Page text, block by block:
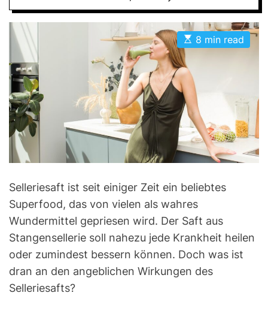
D
E
s
t
i
m
a
t
e
d
r
e
a
d
t
m
e
8 min read
Selleriesaft ist seit einiger Zeit ein beliebtes
Superfood, das von vielen als wahres
Wundermittel gepriesen wird. Der Saft aus
Stangensellerie soll nahezu jede Krankheit heilen
oder zumindest bessern können. Doch was ist
dran an den angeblichen Wirkungen des
Selleriesafts?